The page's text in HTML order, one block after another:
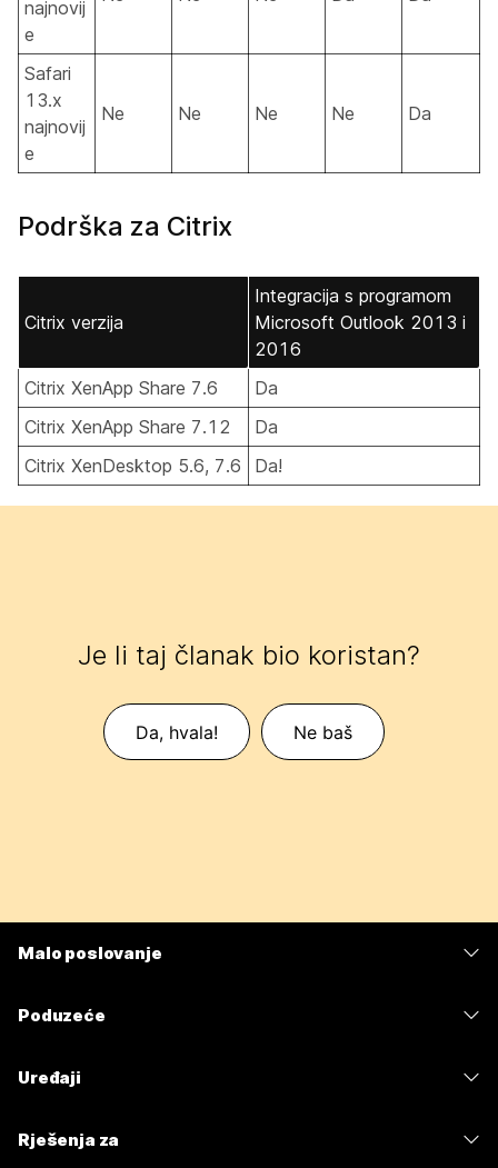
najnovij
e
Safari
13.x
najnovij
e
Ne Ne Ne Ne Da
Podrška za Citrix
Citrix verzija
Integracija s programom
Microsoft Outlook 2013 i
2016
Citrix XenApp Share 7.6
Da
Citrix XenApp Share 7.12
Da
Citrix XenDesktop 5.6, 7.6
Da!
Je li taj članak bio koristan?
Da, hvala! Ne baš
Malo poslovanje
Poduzeće
Uređaji
Rješenja za